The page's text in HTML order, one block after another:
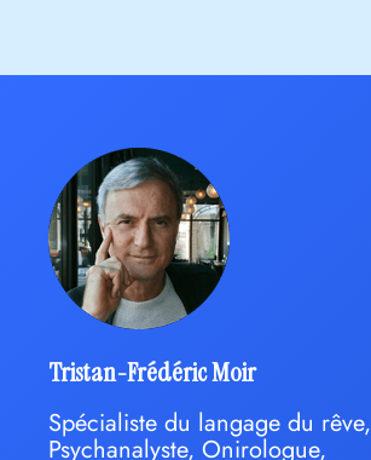
Tristan-Frédéric Moir
Spécialiste du langage du rêve,
Psychanalyste, Onirologue,